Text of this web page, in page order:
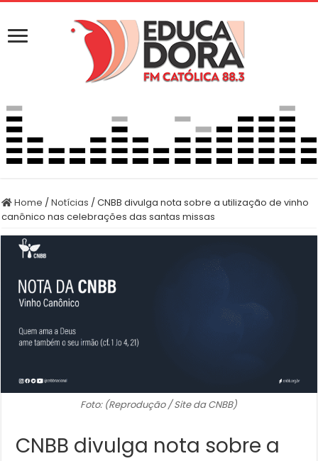
Home /Notícias /CNBB divulga nota sobre a utilização de vinho
canônico nas celebrações das santas missas
Foto: (Reprodução / Site da CNBB)
CNBB divulga nota sobre a